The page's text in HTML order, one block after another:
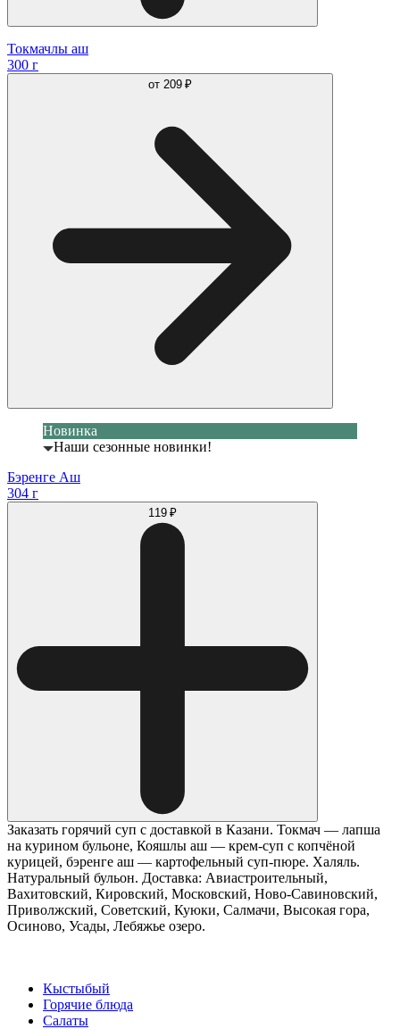
Токмачлы аш
300 г
от 209 ₽
Новинка
Наши сезонные новинки!
Бэренге Аш
304 г
119 ₽
Заказать горячий суп с доставкой в Казани. Токмач — лапша
на курином бульоне, Кояшлы аш — крем-суп с копчёной
курицей, бэренге аш — картофельный суп-пюре. Халяль.
Натуральный бульон. Доставка: Авиастроительный,
Вахитовский, Кировский, Московский, Ново-Савиновский,
Приволжский, Советский, Куюки, Салмачи, Высокая гора,
Осиново, Усады, Лебяжье озеро.
Кыстыбый
Горячие блюда
Салаты